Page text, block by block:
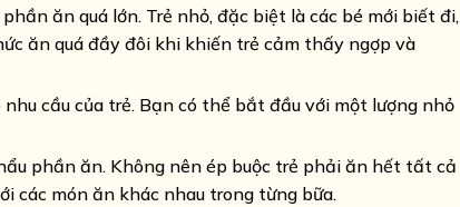
ăn quá lớn. Trẻ nhỏ, đặc biệt là các bé mới biết đi,
ăn quá đầy đôi khi khiến trẻ cảm thấy ngợp và
cầu của trẻ. Bạn có thể bắt đầu với một lượng nhỏ
phần ăn. Không nên ép buộc trẻ phải ăn hết tất cả
các món ăn khác nhau trong từng bữa.